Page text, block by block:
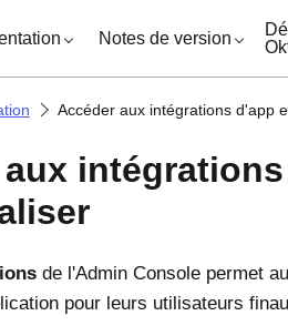
Notes de version
Accéder aux intégrations d'app
de l'Admin Console permet
pour leurs utilisateurs